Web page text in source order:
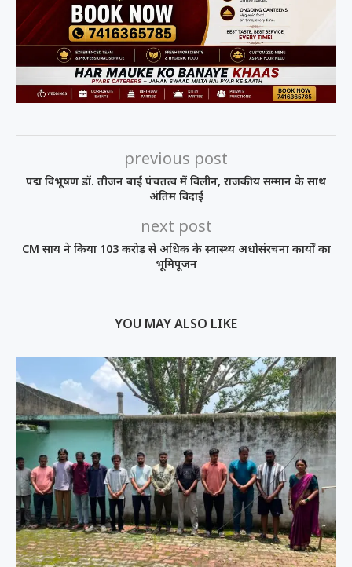
previous post
पद्म विभूषण डॉ. तीजन बाई पंचतत्व में विलीन, राजकीय सम्मान के साथ
अंतिम विदाई
next post
CM साय ने किया 103 करोड़ से अधिक के स्वास्थ्य अधोसंरचना कार्यों का
भूमिपूजन
YOU MAY ALSO LIKE